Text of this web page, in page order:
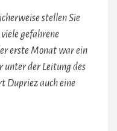
stellen Sie
gefahrene
erste Monat war ein
unter der Leitung des
Dupriez auch eine